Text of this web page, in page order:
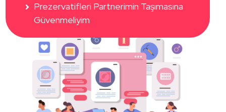
Prezervatifleri Partnerimin Taşımasına
Güvenmeliyim